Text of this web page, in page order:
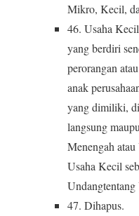
Mikro, Kecil,
46. Usaha
yang berdiri
perorangan
anak
yang dimiliki,
langsung
Menengah
Usaha Kecil
47. Dihapus.